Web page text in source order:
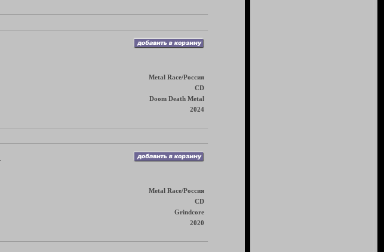
Metal Race/Россия
CD
Doom Death Metal
2024
Metal Race/Россия
CD
Grindcore
2020